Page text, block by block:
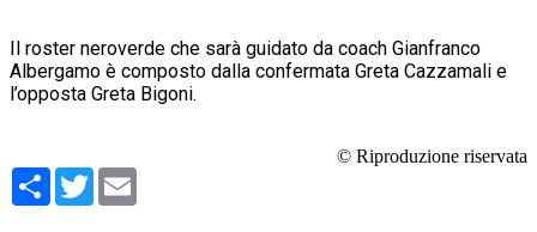
Il roster neroverde che sarà guidato da coach Gianfranco
Albergamo è composto dalla confermata Greta Cazzamali e
l’opposta Greta Bigoni.
© Riproduzione riservata
Condividi
Twitter